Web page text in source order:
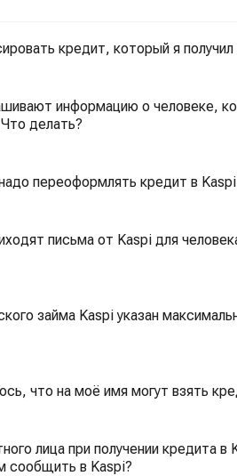
кредит, который я получил
информацию о человеке,
делать?
переоформлять кредит в
письма от Kaspi для
займа Kaspi указан
что на моё имя могут взять
лица при получении кредита
сообщить в Kaspi?